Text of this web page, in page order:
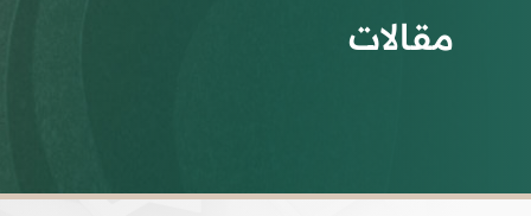
مقالات